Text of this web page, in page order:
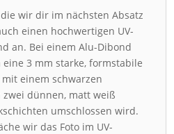
wir dir im nächsten Absatz
einen hochwertigen UV-
an. Bei einem Alu-Dibond
3 mm starke, formstabile
einem schwarzen
zwei dünnen, matt weiß
umschlossen wird.
wir das Foto im UV-